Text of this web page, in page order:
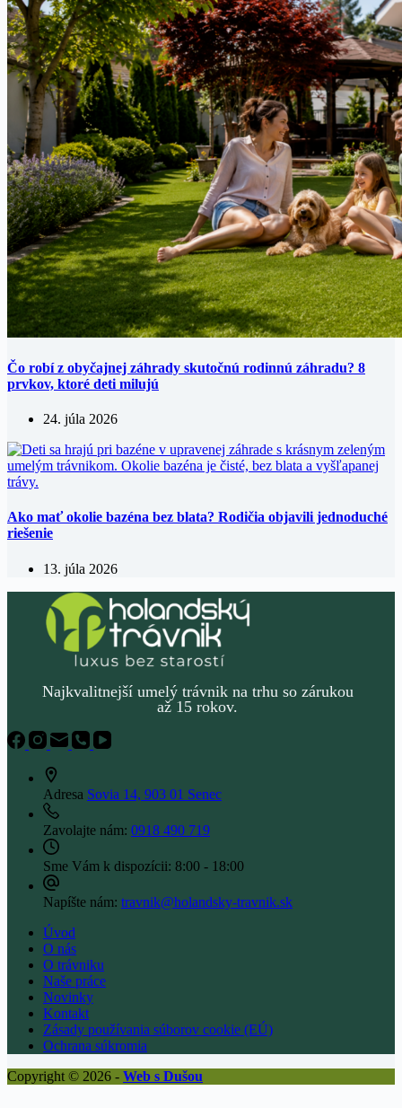
Čo robí z obyčajnej záhrady skutočnú rodinnú záhradu? 8
prvkov, ktoré deti milujú
24. júla 2026
Ako mať okolie bazéna bez blata? Rodičia objavili jednoduché
riešenie
13. júla 2026
Najkvalitnejší umelý trávnik na trhu so zárukou
až 15 rokov.
Adresa Sovia 14, 903 01 Senec
Zavolajte nám: 0918 490 719
Sme Vám k dispozícii: 8:00 - 18:00
Napíšte nám: travnik@holandsky-travnik.sk
Úvod
O nás
O trávniku
Naše práce
Novinky
Kontakt
Zásady používania súborov cookie (EÚ)
Ochrana súkromia
Copyright © 2026 - Web s Dušou